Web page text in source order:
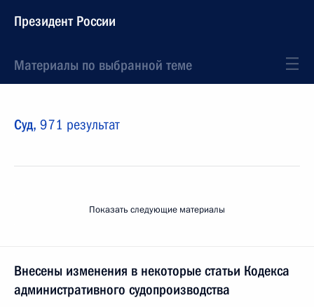
Президент России
Материалы по выбранной теме
Суд, 971 результат
Показать следующие материалы
Внесены изменения в некоторые статьи Кодекса
административного судопроизводства